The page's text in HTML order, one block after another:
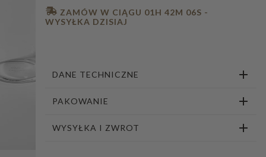
DANE TECHNICZNE
PAKOWANIE
WYSYŁKA I ZWROT
ZAMÓW W CIĄGU 01H 42M 05S -
WYSYŁKA DZISIAJ